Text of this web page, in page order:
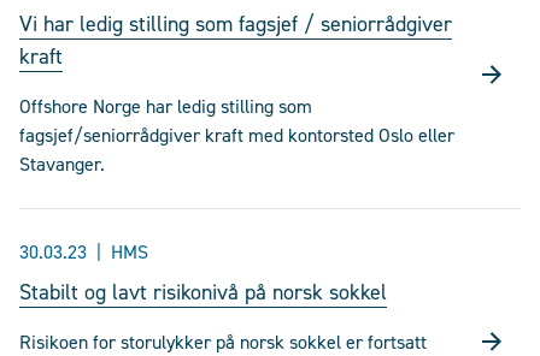
Vi har ledig stilling som fagsjef / seniorrådgiver
kraft
Offshore Norge har ledig stilling som
fagsjef/seniorrådgiver kraft med kontorsted Oslo eller
Stavanger.
30.03.23 HMS
Stabilt og lavt risikonivå på norsk sokkel
Risikoen for storulykker på norsk sokkel er fortsatt